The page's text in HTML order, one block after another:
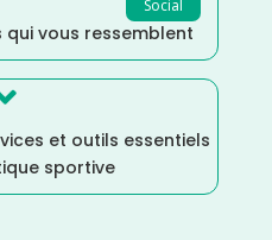
Social
vous ressemblent
et outils essentiels
sportive